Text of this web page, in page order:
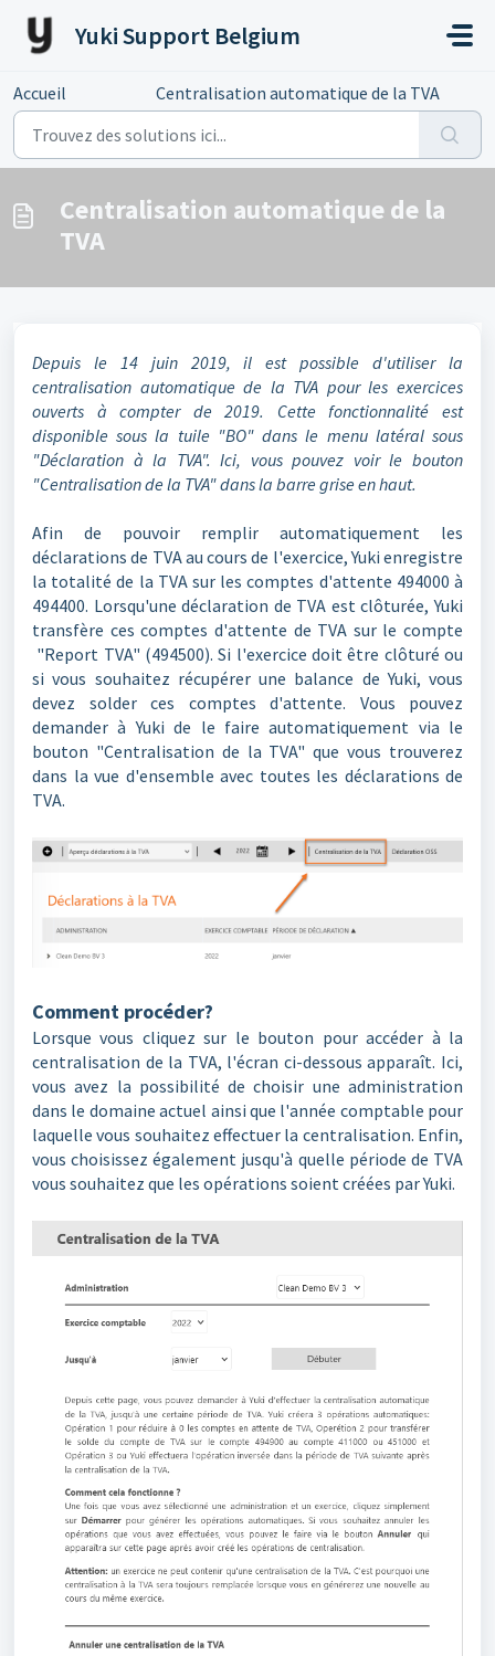
Yuki Support Belgium
Accueil Centralisation automatique de la TVA
Centralisation automatique de la
TVA
Depuis le 14 juin 2019, il est possible d'utiliser la
centralisation automatique de la TVA pour les exercices
ouverts à compter de 2019. Cette fonctionnalité est
disponible sous la tuile "BO" dans le menu latéral sous
"Déclaration à la TVA". Ici, vous pouvez voir le bouton
"Centralisation de la TVA" dans la barre grise en haut.
Afin de pouvoir remplir automatiquement les
déclarations de TVA au cours de l'exercice, Yuki enregistre
la totalité de la TVA sur les comptes d'attente 494000 à
494400. Lorsqu'une déclaration de TVA est clôturée, Yuki
transfère ces comptes d'attente de TVA sur le compte
"Report TVA" (494500). Si l'exercice doit être clôturé ou
si vous souhaitez récupérer une balance de Yuki, vous
devez solder ces comptes d'attente. Vous pouvez
demander à Yuki de le faire automatiquement via le
bouton "Centralisation de la TVA" que vous trouverez
dans la vue d'ensemble avec toutes les déclarations de
TVA.
Comment procéder?
Lorsque vous cliquez sur le bouton pour accéder à la
centralisation de la TVA, l'écran ci-dessous apparaît. Ici,
vous avez la possibilité de choisir une administration
dans le domaine actuel ainsi que l'année comptable pour
laquelle vous souhaitez effectuer la centralisation. Enfin,
vous choisissez également jusqu'à quelle période de TVA
vous souhaitez que les opérations soient créées par Yuki.